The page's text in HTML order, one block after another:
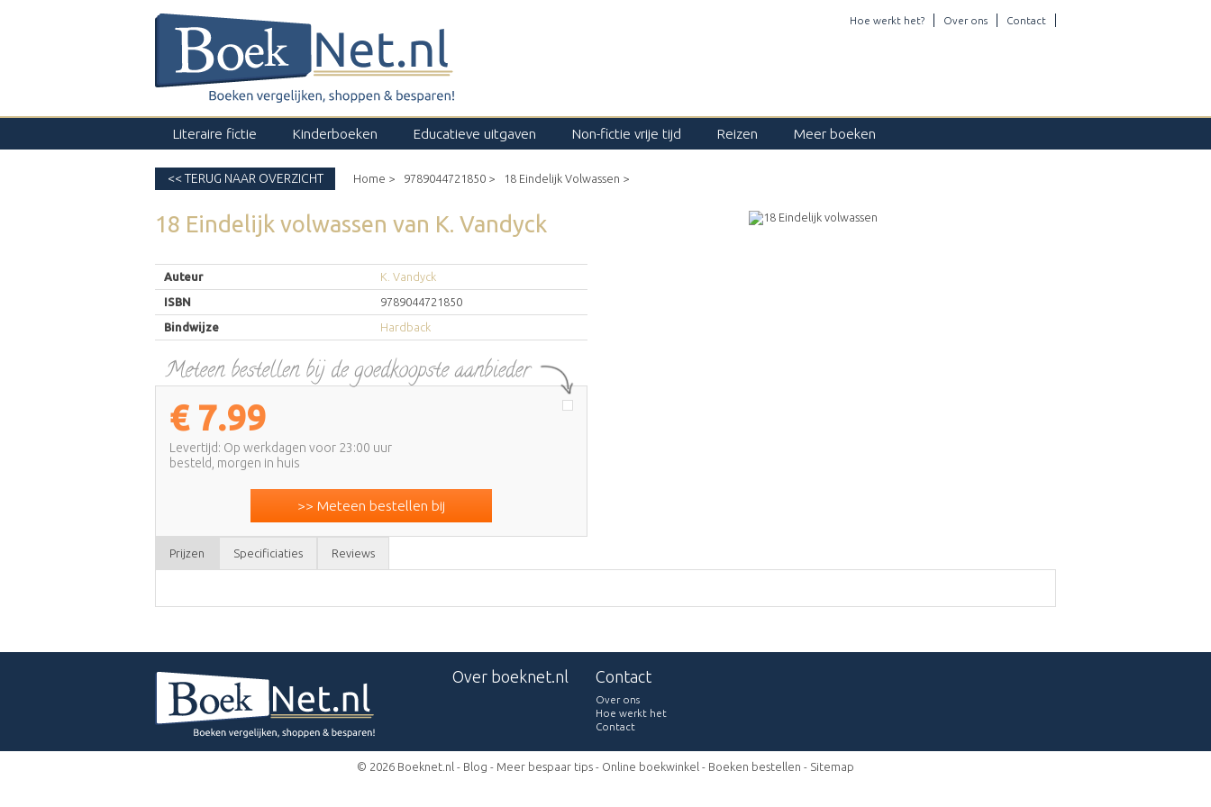
Hoe werkt het? Over ons Contact
Literaire fictie Kinderboeken Educatieve uitgaven Non-fictie vrije tijd Reizen Meer boeken
<< TERUG NAAR OVERZICHT Home > 9789044721850 > 18 Eindelijk Volwassen >
18 Eindelijk volwassen van K. Vandyck
Auteur
K. Vandyck
ISBN
9789044721850
Bindwijze
Hardback
€ 7.99
Levertijd: Op werkdagen voor 23:00 uur
besteld, morgen in huis
>> Meteen bestellen bij
Prijzen Specificiaties Reviews
Over boeknet.nl Contact
Over ons
Hoe werkt het
Contact
© 2026 Boeknet.nl - Blog - Meer bespaar tips - Online boekwinkel - Boeken bestellen - Sitemap